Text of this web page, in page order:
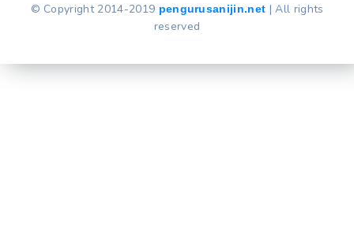
© Copyright 2014-2019 pengurusanijin.net | All rights
reserved